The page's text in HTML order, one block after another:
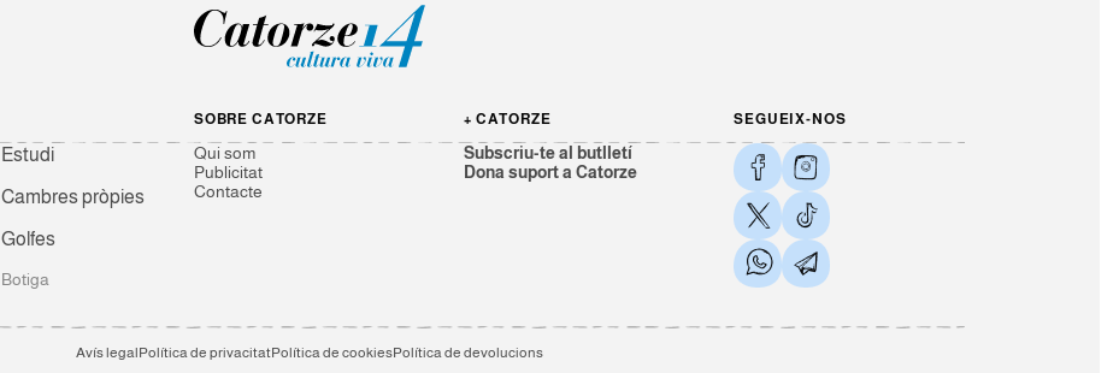
Estudi
Cambres pròpies
Golfes
Botiga
SOBRE CATORZE
Qui som
Publicitat
Contacte
+ CATORZE
Subscriu-te al butlletí
Dona suport a Catorze
SEGUEIX-NOS
Avís legalPolítica de privacitatPolítica de cookiesPolítica de devolucions